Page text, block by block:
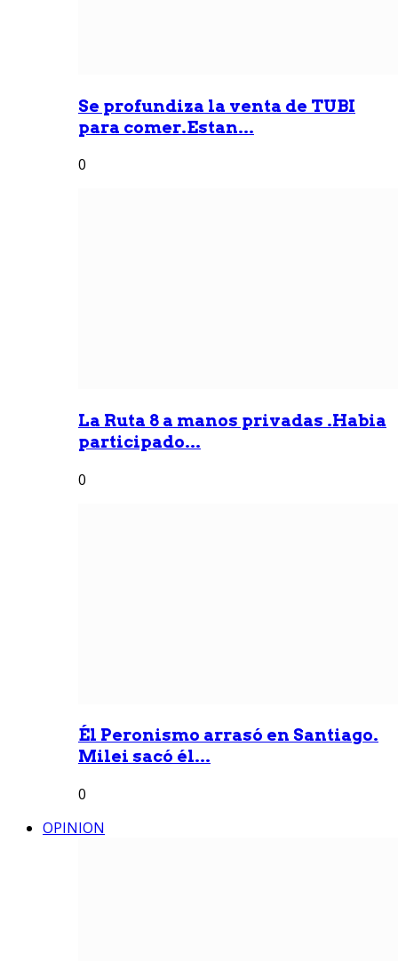
Se profundiza la venta de TUBI
para comer.Estan...
0
La Ruta 8 a manos privadas .Habia
participado...
0
Él Peronismo arrasó en Santiago.
Milei sacó él...
0
OPINION